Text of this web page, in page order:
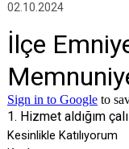
Durağan
Erfelek
Gerze
Saraydüzü
Türkeli
02.10.2024